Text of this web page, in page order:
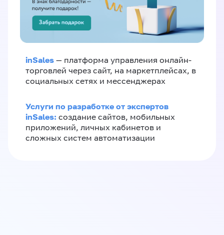
inSales — платформа управления онлайн-
торговлей через сайт, на маркетплейсах, в
социальных сетях и мессенджерах
Услуги по разработке от экспертов
inSales: создание сайтов, мобильных
приложений, личных кабинетов и
сложных систем автоматизации